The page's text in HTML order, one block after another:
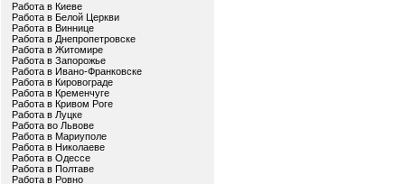
Работа в Киеве
Работа в Белой Церкви
Работа в Виннице
Работа в Днепропетровске
Работа в Житомире
Работа в Запорожье
Работа в Ивано-Франковске
Работа в Кировограде
Работа в Кременчуге
Работа в Кривом Роге
Работа в Луцке
Работа во Львове
Работа в Мариуполе
Работа в Николаеве
Работа в Одессе
Работа в Полтаве
Работа в Ровно